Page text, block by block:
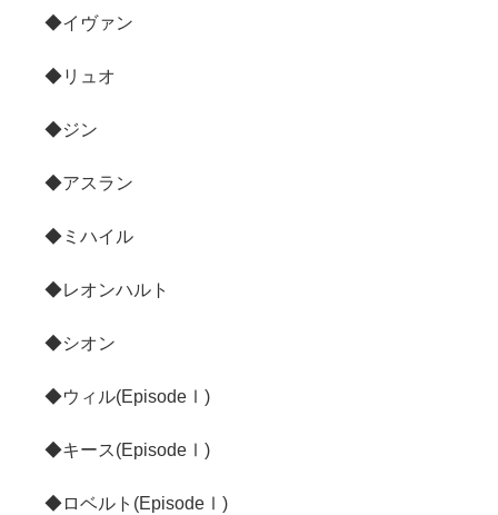
◆イヴァン
◆リュオ
◆ジン
◆アスラン
◆ミハイル
◆レオンハルト
◆シオン
◆ウィル(EpisodeⅠ)
◆キース(EpisodeⅠ)
◆ロベルト(EpisodeⅠ)